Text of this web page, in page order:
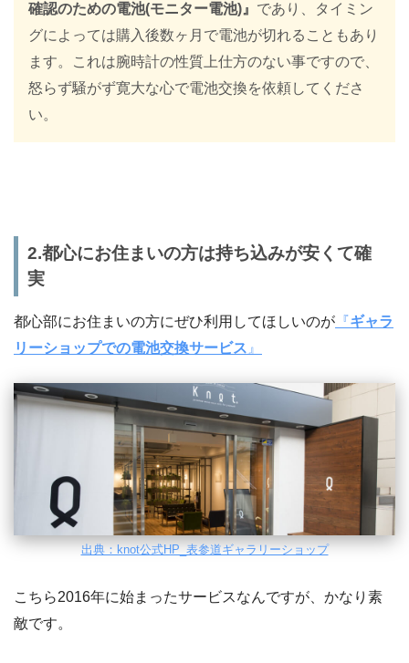
確認のための電池(モニター電池)』 であり、タイミン
グによっては購入後数ヶ月で電池が切れることもあり
ます。これは腕時計の性質上仕方のない事ですので、
怒らず騒がず寛大な心で電池交換を依頼してくださ
い。
2.都心にお住まいの方は持ち込みが安くて確
実
都心部にお住まいの方にぜひ利用してほしいのが 『ギャラ
リーショップでの電池交換サービス 』
出典：knot公式HP_表参道ギャラリーショップ
こちら2016年に始まったサービスなんですが、かなり素
敵です。